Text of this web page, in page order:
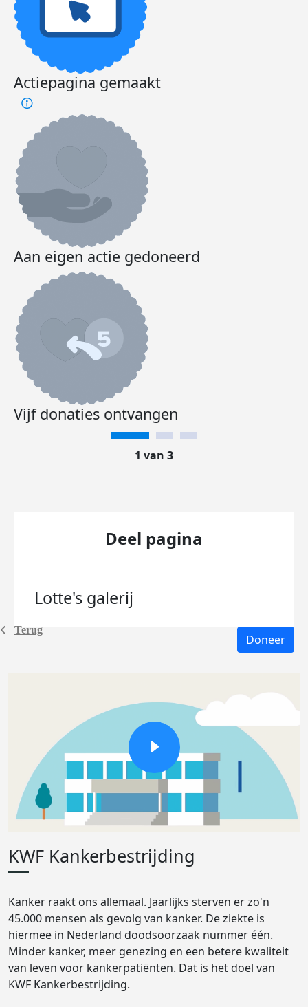
Terug
Actiepagina gemaakt
Aan eigen actie gedoneerd
Vijf donaties ontvangen
1 van 3
Deel pagina
Lotte's galerij
Doneer
KWF Kankerbestrijding
Kanker raakt ons allemaal. Jaarlijks sterven er zo'n
45.000 mensen als gevolg van kanker. De ziekte is
hiermee in Nederland doodsoorzaak nummer één.
Minder kanker, meer genezing en een betere kwaliteit
van leven voor kankerpatiënten. Dat is het doel van
KWF Kankerbestrijding.